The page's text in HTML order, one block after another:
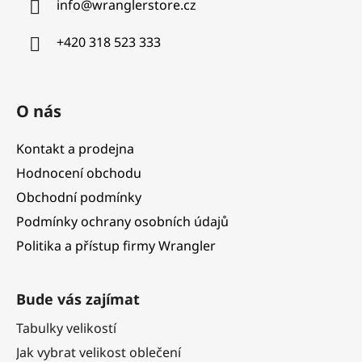
info@wranglerstore.cz
+420 318 523 333
O nás
Kontakt a prodejna
Hodnocení obchodu
Obchodní podmínky
Podmínky ochrany osobních údajů
Politika a přístup firmy Wrangler
Bude vás zajímat
Tabulky velikostí
Jak vybrat velikost oblečení